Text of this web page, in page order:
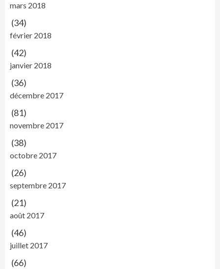
mars 2018
(34)
février 2018
(42)
janvier 2018
(36)
décembre 2017
(81)
novembre 2017
(38)
octobre 2017
(26)
septembre 2017
(21)
août 2017
(46)
juillet 2017
(66)